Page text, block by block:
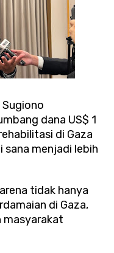
dana US$ 1
di Gaza
sana menjadi lebih
tidak hanya
di Gaza,
masyarakat